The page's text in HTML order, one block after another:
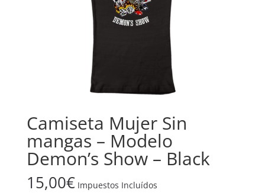
Camiseta Mujer Sin
mangas – Modelo
Demon’s Show – Black
15,00€ Impuestos Incluídos